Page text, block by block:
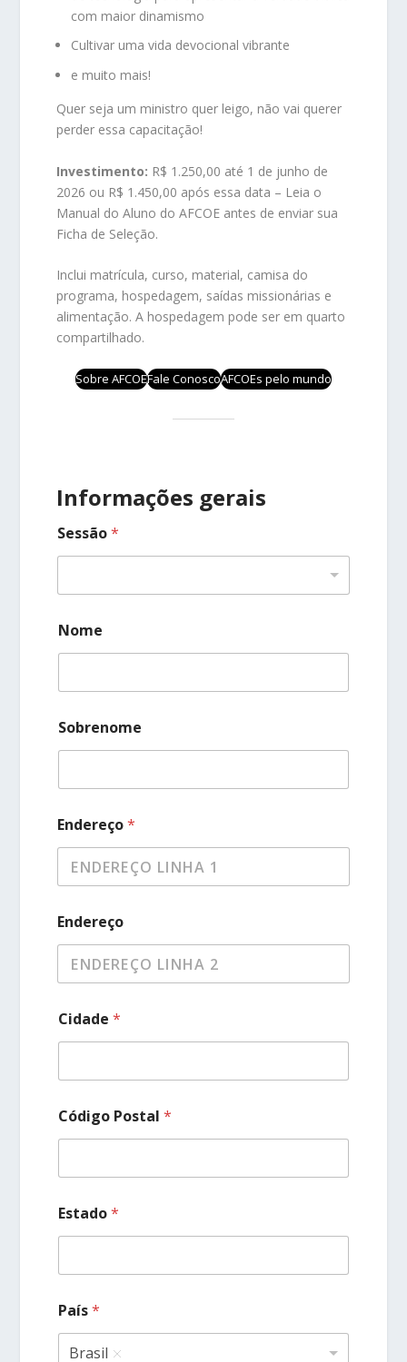
com maior dinamismo
Cultivar uma vida devocional vibrante
e muito mais!
Quer seja um ministro quer leigo, não vai querer
perder essa capacitação!
Investimento: R$ 1.250,00 até 1 de junho de
2026 ou R$ 1.450,00 após essa data – Leia o
Manual do Aluno do AFCOE antes de enviar sua
Ficha de Seleção.
Inclui matrícula, curso, material, camisa do
programa, hospedagem, saídas missionárias e
alimentação. A hospedagem pode ser em quarto
compartilhado.
Sobre AFCOEFale ConoscoAFCOEs pelo mundo
Informações gerais
Sessão*
Nome
Sobrenome
Endereço*
Endereço
Cidade*
Código Postal*
Estado*
País*
Brasil